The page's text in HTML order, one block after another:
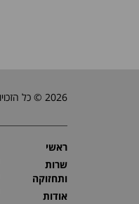
2026 © כל הזכויות שמורות לאלקטרוטרם שיווק בע"מ, אין להעתיק, לשכפל טקסטים, תמונות וכל חומר אחר באתר זה ללא אישור בעלי החברה.
ראשי
שרות
ותחזוקה
אודות